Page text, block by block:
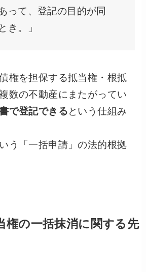
って、登記の目的が同
き。」
権を担保する抵当権・根抵
数の不動産にまたがってい
で登記できるという仕組み
う「一括申請」の法的根拠
権の一括抹消に関する先